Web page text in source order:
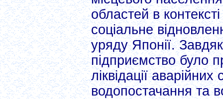
областей в
соціальне
уряду Японії.
підприємство було
ліквідації
водопостачання та